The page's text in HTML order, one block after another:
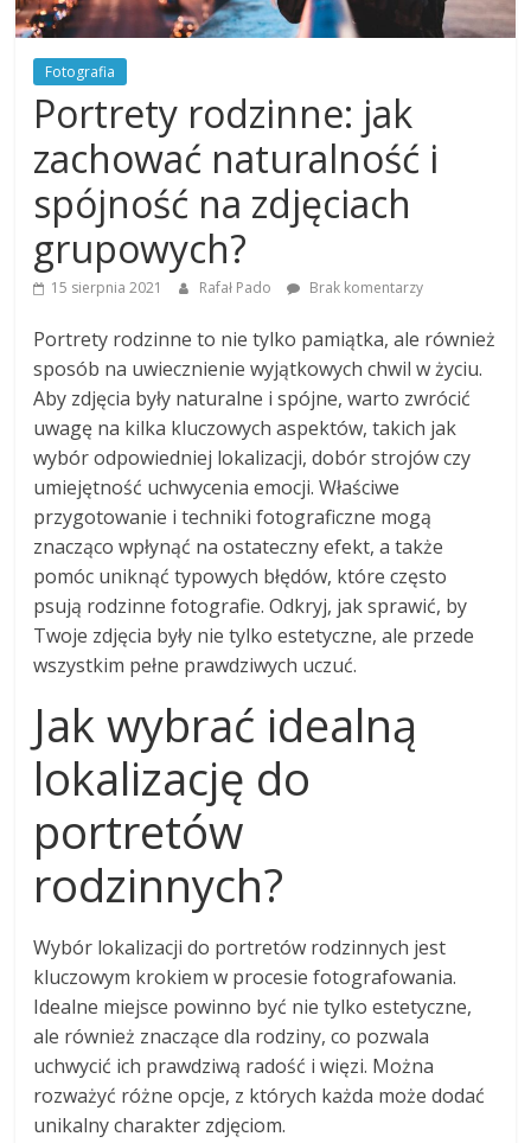
Fotografia
Portrety rodzinne: jak
zachować naturalność i
spójność na zdjęciach
grupowych?
15 sierpnia 2021 Rafał Pado Brak komentarzy
Portrety rodzinne to nie tylko pamiątka, ale również
sposób na uwiecznienie wyjątkowych chwil w życiu.
Aby zdjęcia były naturalne i spójne, warto zwrócić
uwagę na kilka kluczowych aspektów, takich jak
wybór odpowiedniej lokalizacji, dobór strojów czy
umiejętność uchwycenia emocji. Właściwe
przygotowanie i techniki fotograficzne mogą
znacząco wpłynąć na ostateczny efekt, a także
pomóc uniknąć typowych błędów, które często
psują rodzinne fotografie. Odkryj, jak sprawić, by
Twoje zdjęcia były nie tylko estetyczne, ale przede
wszystkim pełne prawdziwych uczuć.
Jak wybrać idealną
lokalizację do
portretów
rodzinnych?
Wybór lokalizacji do portretów rodzinnych jest
kluczowym krokiem w procesie fotografowania.
Idealne miejsce powinno być nie tylko estetyczne,
ale również znaczące dla rodziny, co pozwala
uchwycić ich prawdziwą radość i więzi. Można
rozważyć różne opcje, z których każda może dodać
unikalny charakter zdjęciom.